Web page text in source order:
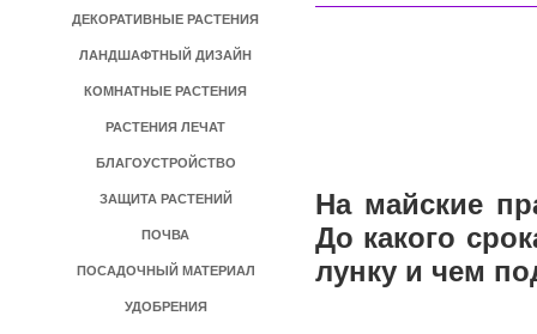
ДЕКОРАТИВНЫЕ РАСТЕНИЯ
ЛАНДШАФТНЫЙ ДИЗАЙН
КОМНАТНЫЕ РАСТЕНИЯ
РАСТЕНИЯ ЛЕЧАТ
БЛАГОУСТРОЙСТВО
ЗАЩИТА РАСТЕНИЙ
ПОЧВА
ПОСАДОЧНЫЙ МАТЕРИАЛ
УДОБРЕНИЯ
На майские
До какого
лунку и чем